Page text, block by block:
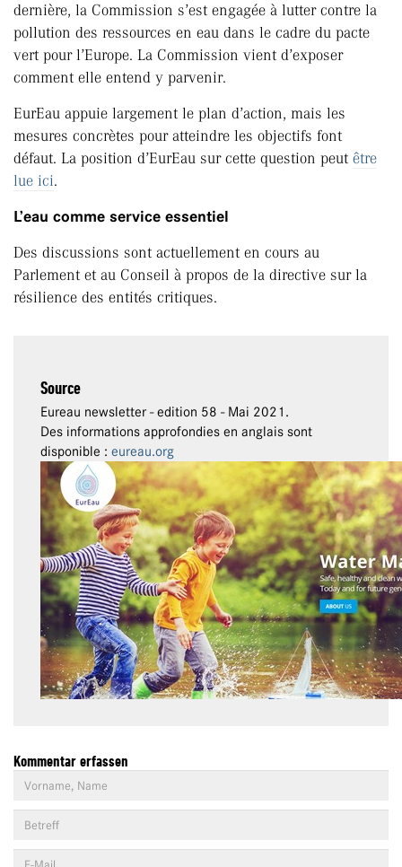
dernière, la Commission s’est engagée à lutter contre la
pollution des ressources en eau dans le cadre du pacte
vert pour l’Europe. La Commission vient d’exposer
comment elle entend y parvenir.
EurEau appuie largement le plan d’action, mais les
mesures concrètes pour atteindre les objectifs font
défaut. La position d’EurEau sur cette question peut être
lue ici.
L’eau comme service essentiel
Des discussions sont actuellement en cours au
Parlement et au Conseil à propos de la directive sur la
résilience des entités critiques.
Source
Eureau newsletter - edition 58 - Mai 2021.
Des informations approfondies en anglais sont
disponible : eureau.org
Kommentar erfassen